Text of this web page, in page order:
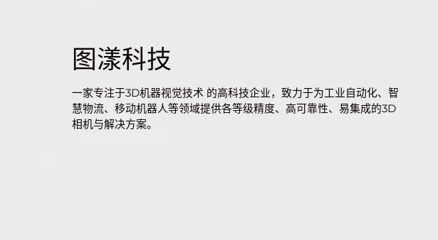
图漾科技
一家专注于3D机器视觉技术 的高科技企业，致力于为工业自动化、智
慧物流、移动机器人等领域提供各等级精度、高可靠性、易集成的3D
相机与解决方案。